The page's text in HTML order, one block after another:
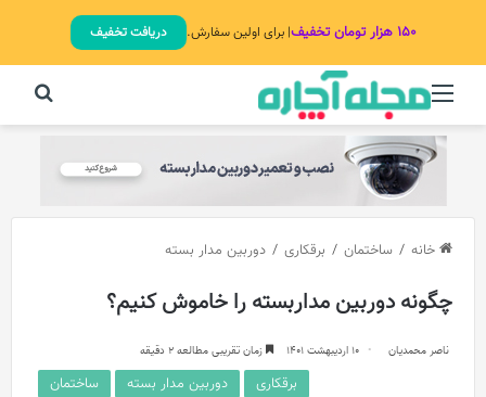
۱۵۰ هزار تومان تخفیف | برای اولین سفارش. دریافت تخفیف
منو
خانه / ساختمان / برقکاری / دوربین مدار بسته
چگونه دوربین مداربسته را خاموش کنیم؟
ناصر محمدیان 10 اردیبهشت 1401 زمان تقریبی مطالعه 2 دقیقه
برقکاری دوربین مدار بسته ساختمان